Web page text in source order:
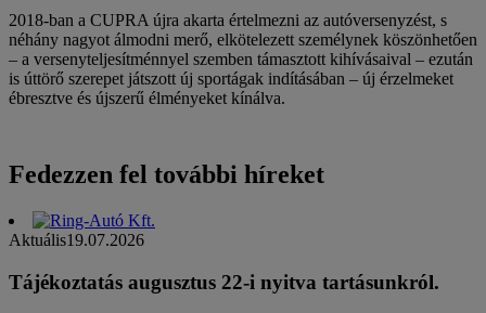
2018-ban a CUPRA újra akarta értelmezni az autóversenyzést, s
néhány nagyot álmodni merő, elkötelezett személynek köszönhetően
– a versenyteljesítménnyel szemben támasztott kihívásaival – ezután
is úttörő szerepet játszott új sportágak indításában – új érzelmeket
ébresztve és újszerű élményeket kínálva.
Fedezzen fel további híreket
Aktuális19.07.2026
Tájékoztatás augusztus 22-i nyitva tartásunkról.